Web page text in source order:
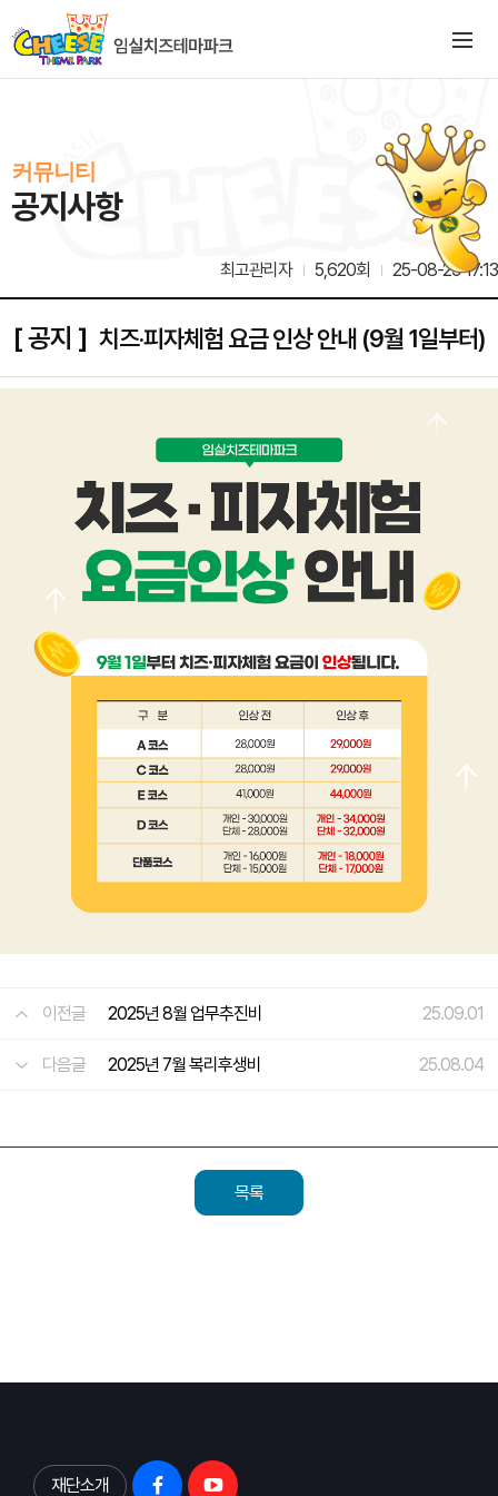
커뮤니티
공지사항
최고관리자 5,620회 25-08-29 17:13
[ 공지 ] 치즈·피자체험 요금 인상 안내 (9월 1일부터)
이전글 2025년 8월 업무추진비 25.09.01
다음글 2025년 7월 복리후생비 25.08.04
목록
재단소개